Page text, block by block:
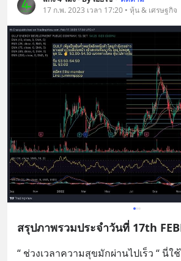
17 ก.พ. 2023 เวลา 17:20 • หุ้น & เศรษฐกิจ
สรุปภาพรวมประจำวันที่ 17th
“ ช่วงเวลาความสุขมักผ่านไปเร็ว “ นี่